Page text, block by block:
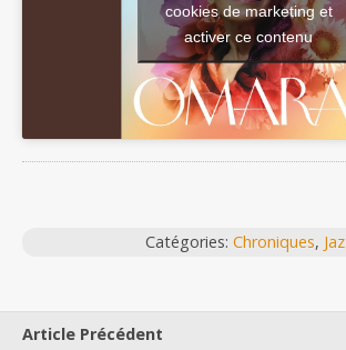
cookies de marketing et
activer ce contenu
Catégories: Chroniques,
Article Précédent